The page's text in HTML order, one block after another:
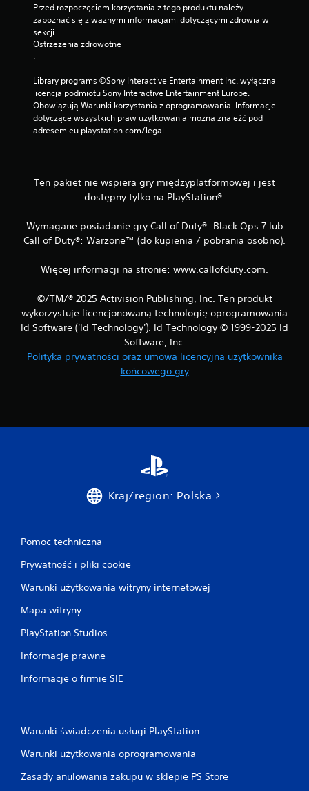
Przed rozpoczęciem korzystania z tego produktu należy
zapoznać się z ważnymi informacjami dotyczącymi zdrowia w
sekcji
Ostrzeżenia zdrowotne
.
Library programs ©Sony Interactive Entertainment Inc. wyłączna
licencja podmiotu Sony Interactive Entertainment Europe.
Obowiązują Warunki korzystania z oprogramowania. Informacje
dotyczące wszystkich praw użytkowania można znaleźć pod
adresem eu.playstation.com/legal.
Ten pakiet nie wspiera gry międzyplatformowej i jest
dostępny tylko na PlayStation®.
Wymagane posiadanie gry Call of Duty®: Black Ops 7 lub
Call of Duty®: Warzone™ (do kupienia / pobrania osobno).
Więcej informacji na stronie: www.callofduty.com.
©/TM/® 2025 Activision Publishing, Inc. Ten produkt
wykorzystuje licencjonowaną technologię oprogramowania
Id Software ('Id Technology'). Id Technology © 1999-2025 Id
Software, Inc.
Polityka prywatności oraz umowa licencyjna użytkownika
końcowego gry
Kraj/region: Polska
Pomoc techniczna
Prywatność i pliki cookie
Warunki użytkowania witryny internetowej
Mapa witryny
PlayStation Studios
Informacje prawne
Informacje o firmie SIE
Warunki świadczenia usługi PlayStation
Warunki użytkowania oprogramowania
Zasady anulowania zakupu w sklepie PS Store